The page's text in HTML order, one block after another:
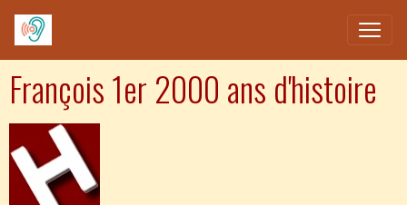
François 1er 2000 ans d'histoire